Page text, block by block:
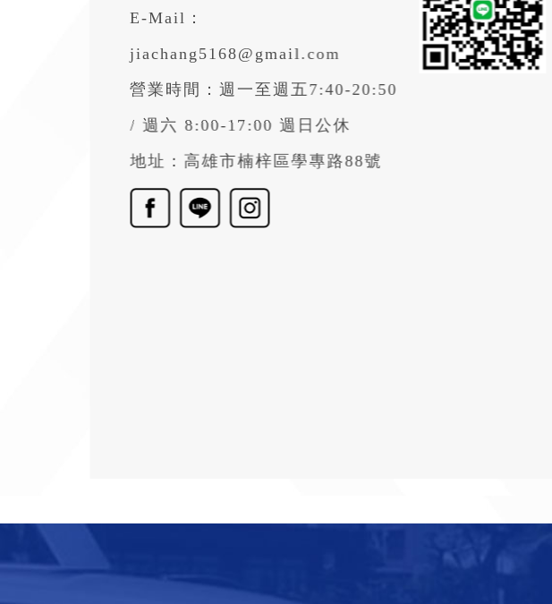
E-Mail：
jiachang5168@gmail.com
營業時間：週一至週五7:40-20:50
/ 週六 8:00-17:00 週日公休
地址： 高雄市楠梓區學專路88號